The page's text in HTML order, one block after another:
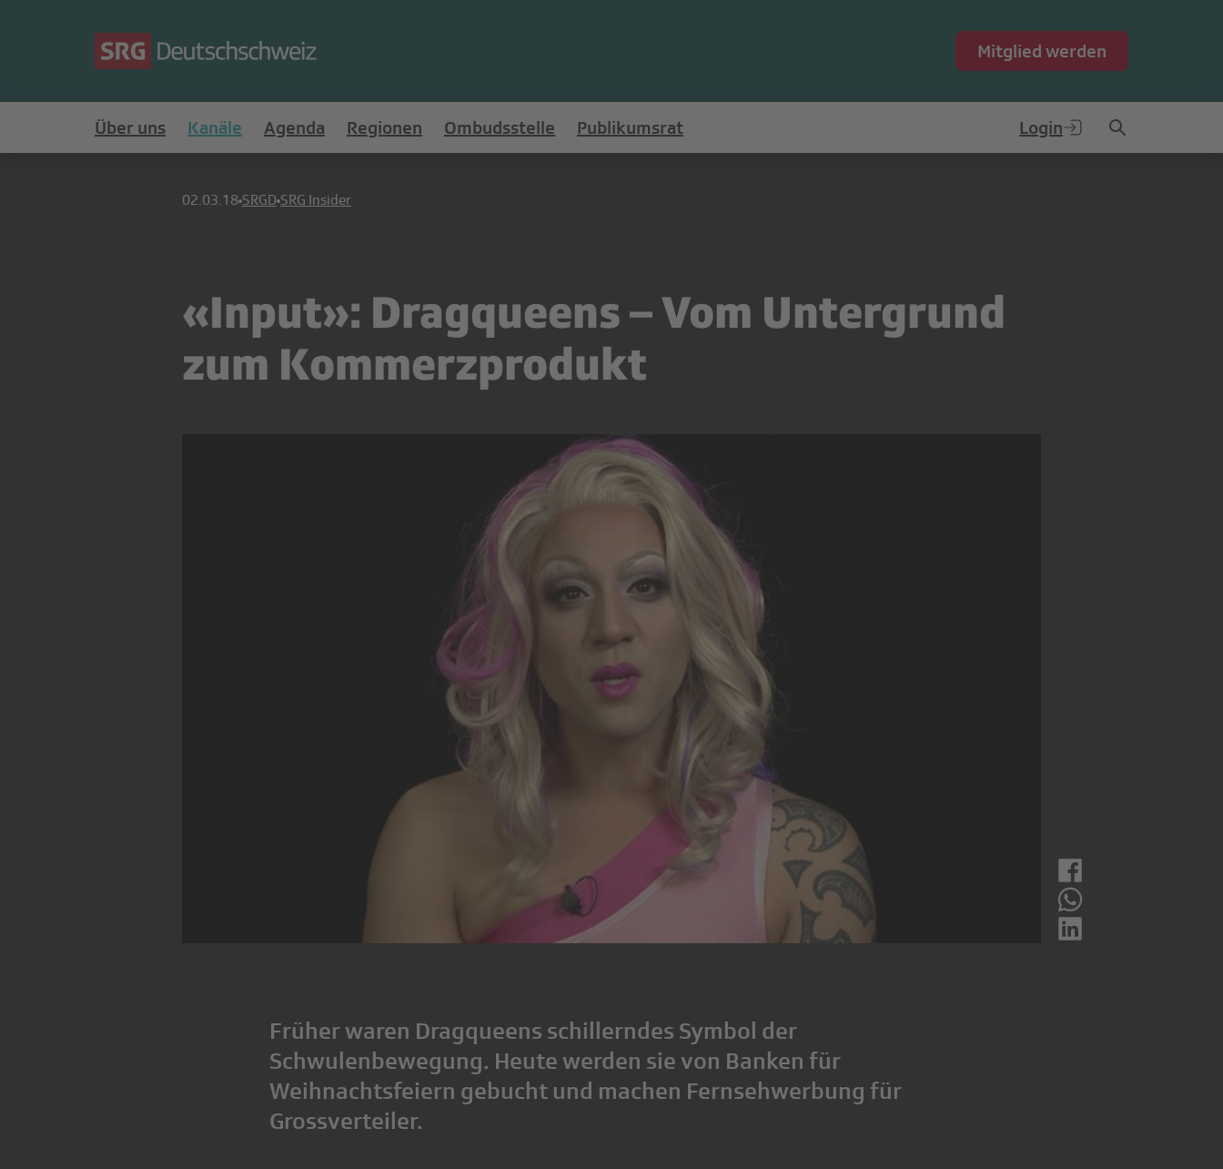
Mitglied werden
Über uns Kanäle Agenda Regionen Ombudsstelle Publikumsrat Login
02.03.18 SRGD SRG Insider
«Input»: Dragqueens – Vom Untergrund
zum Kommerzprodukt
Früher waren Dragqueens schillerndes Symbol der
Schwulenbewegung. Heute werden sie von Banken für
Weihnachtsfeiern gebucht und machen Fernsehwerbung für
Grossverteiler.